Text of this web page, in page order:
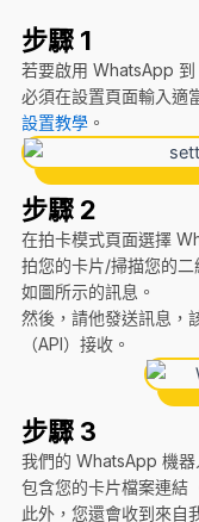
步驟 1
若要啟用 WhatsApp
必須在設置頁面輸入適
設置教學。
步驟 2
在拍卡模式頁面選擇
拍您的卡片/掃描您的
如圖所示的訊息。
然後，請他發送訊息，
（API）接收。
步驟 3
我們的 WhatsApp 機
包含您的卡片檔案連結
此外，您還會收到來自